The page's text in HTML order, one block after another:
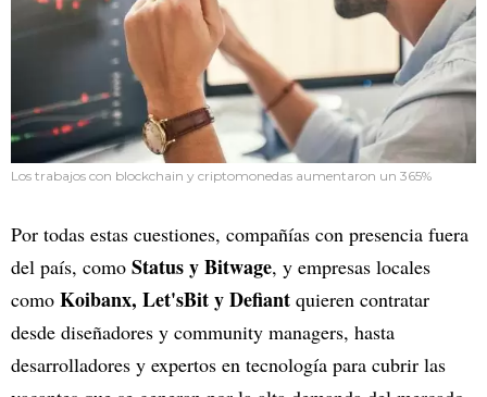
Los trabajos con blockchain y criptomonedas aumentaron un 365%
Por todas estas cuestiones, compañías con presencia fuera
del país, como Status y Bitwage, y empresas locales
como Koibanx, Let'sBit y Defiant quieren contratar
desde diseñadores y community managers, hasta
desarrolladores y expertos en tecnología para cubrir las